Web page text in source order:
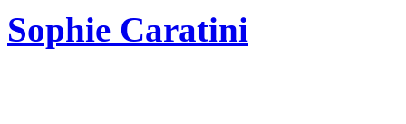
Sophie Caratini